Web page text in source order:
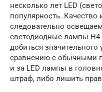
несколько лет LED
популярность. Качество
следовательно
светодиодные лампы
добиться значительного
сравнению с обычными
и за LED лампы в
штраф, либо лишить